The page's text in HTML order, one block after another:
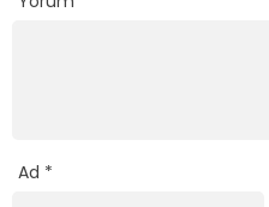
Ad *